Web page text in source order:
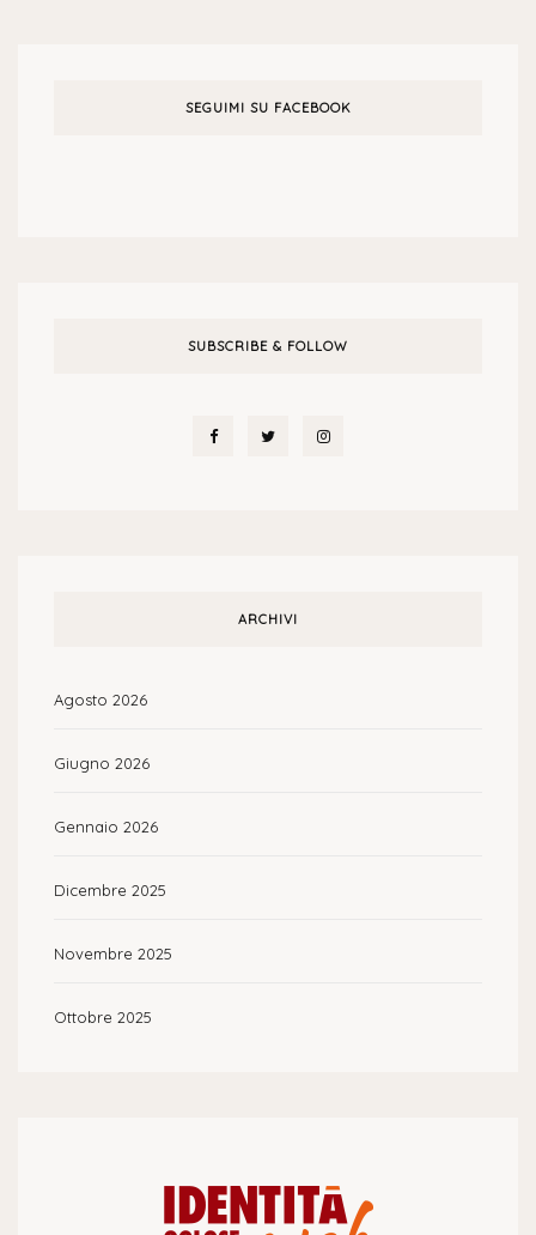
SEGUIMI SU FACEBOOK
SUBSCRIBE & FOLLOW
ARCHIVI
Agosto 2026
Giugno 2026
Gennaio 2026
Dicembre 2025
Novembre 2025
Ottobre 2025